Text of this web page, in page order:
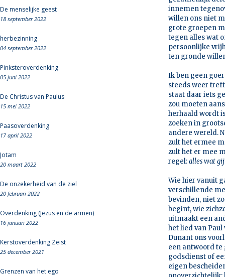
De menselijke geest
18 september 2022
herbezinning
04 september 2022
Pinksteroverdenking
05 juni 2022
De Christus van Paulus
15 mei 2022
Paasoverdenking
17 april 2022
Jotam
20 maart 2022
De onzekerheid van de ziel
20 februari 2022
Overdenking (Jezus en de armen)
16 januari 2022
Kerstoverdenking Zeist
25 december 2021
Grenzen van het ego
innemen
willen ons niet
grote groepen
tegen alles wat
persoonlijke
ten gronde
Ik ben geen
steeds weer
staat daar iets
zou moeten
herhaald wordt
zoeken in
andere wereld.
zult het ermee
zult het er mee
regel:alles wat
Wie hier vanuit
verschillende
bevinden, niet
begint, wie
uitmaakt een
het lied van
Dunant ons
een antwoord te
godsdienst of
eigen